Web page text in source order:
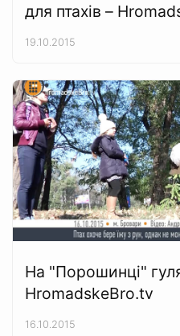
для птахів –
19.10.2015
На "Порошинці"
HromadskeBro.tv
16.10.2015